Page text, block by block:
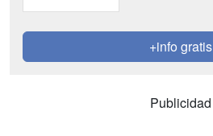
+info gratis
Publicidad